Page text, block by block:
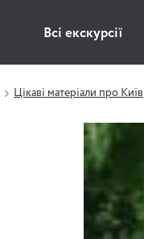
Всі екскурсії
Цікаві матеріали про Київ